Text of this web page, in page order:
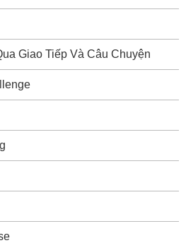
Giao Tiếp Và Câu Chuyện